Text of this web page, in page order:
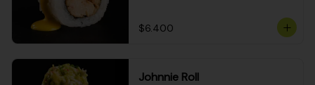
$6.400
Johnnie Roll